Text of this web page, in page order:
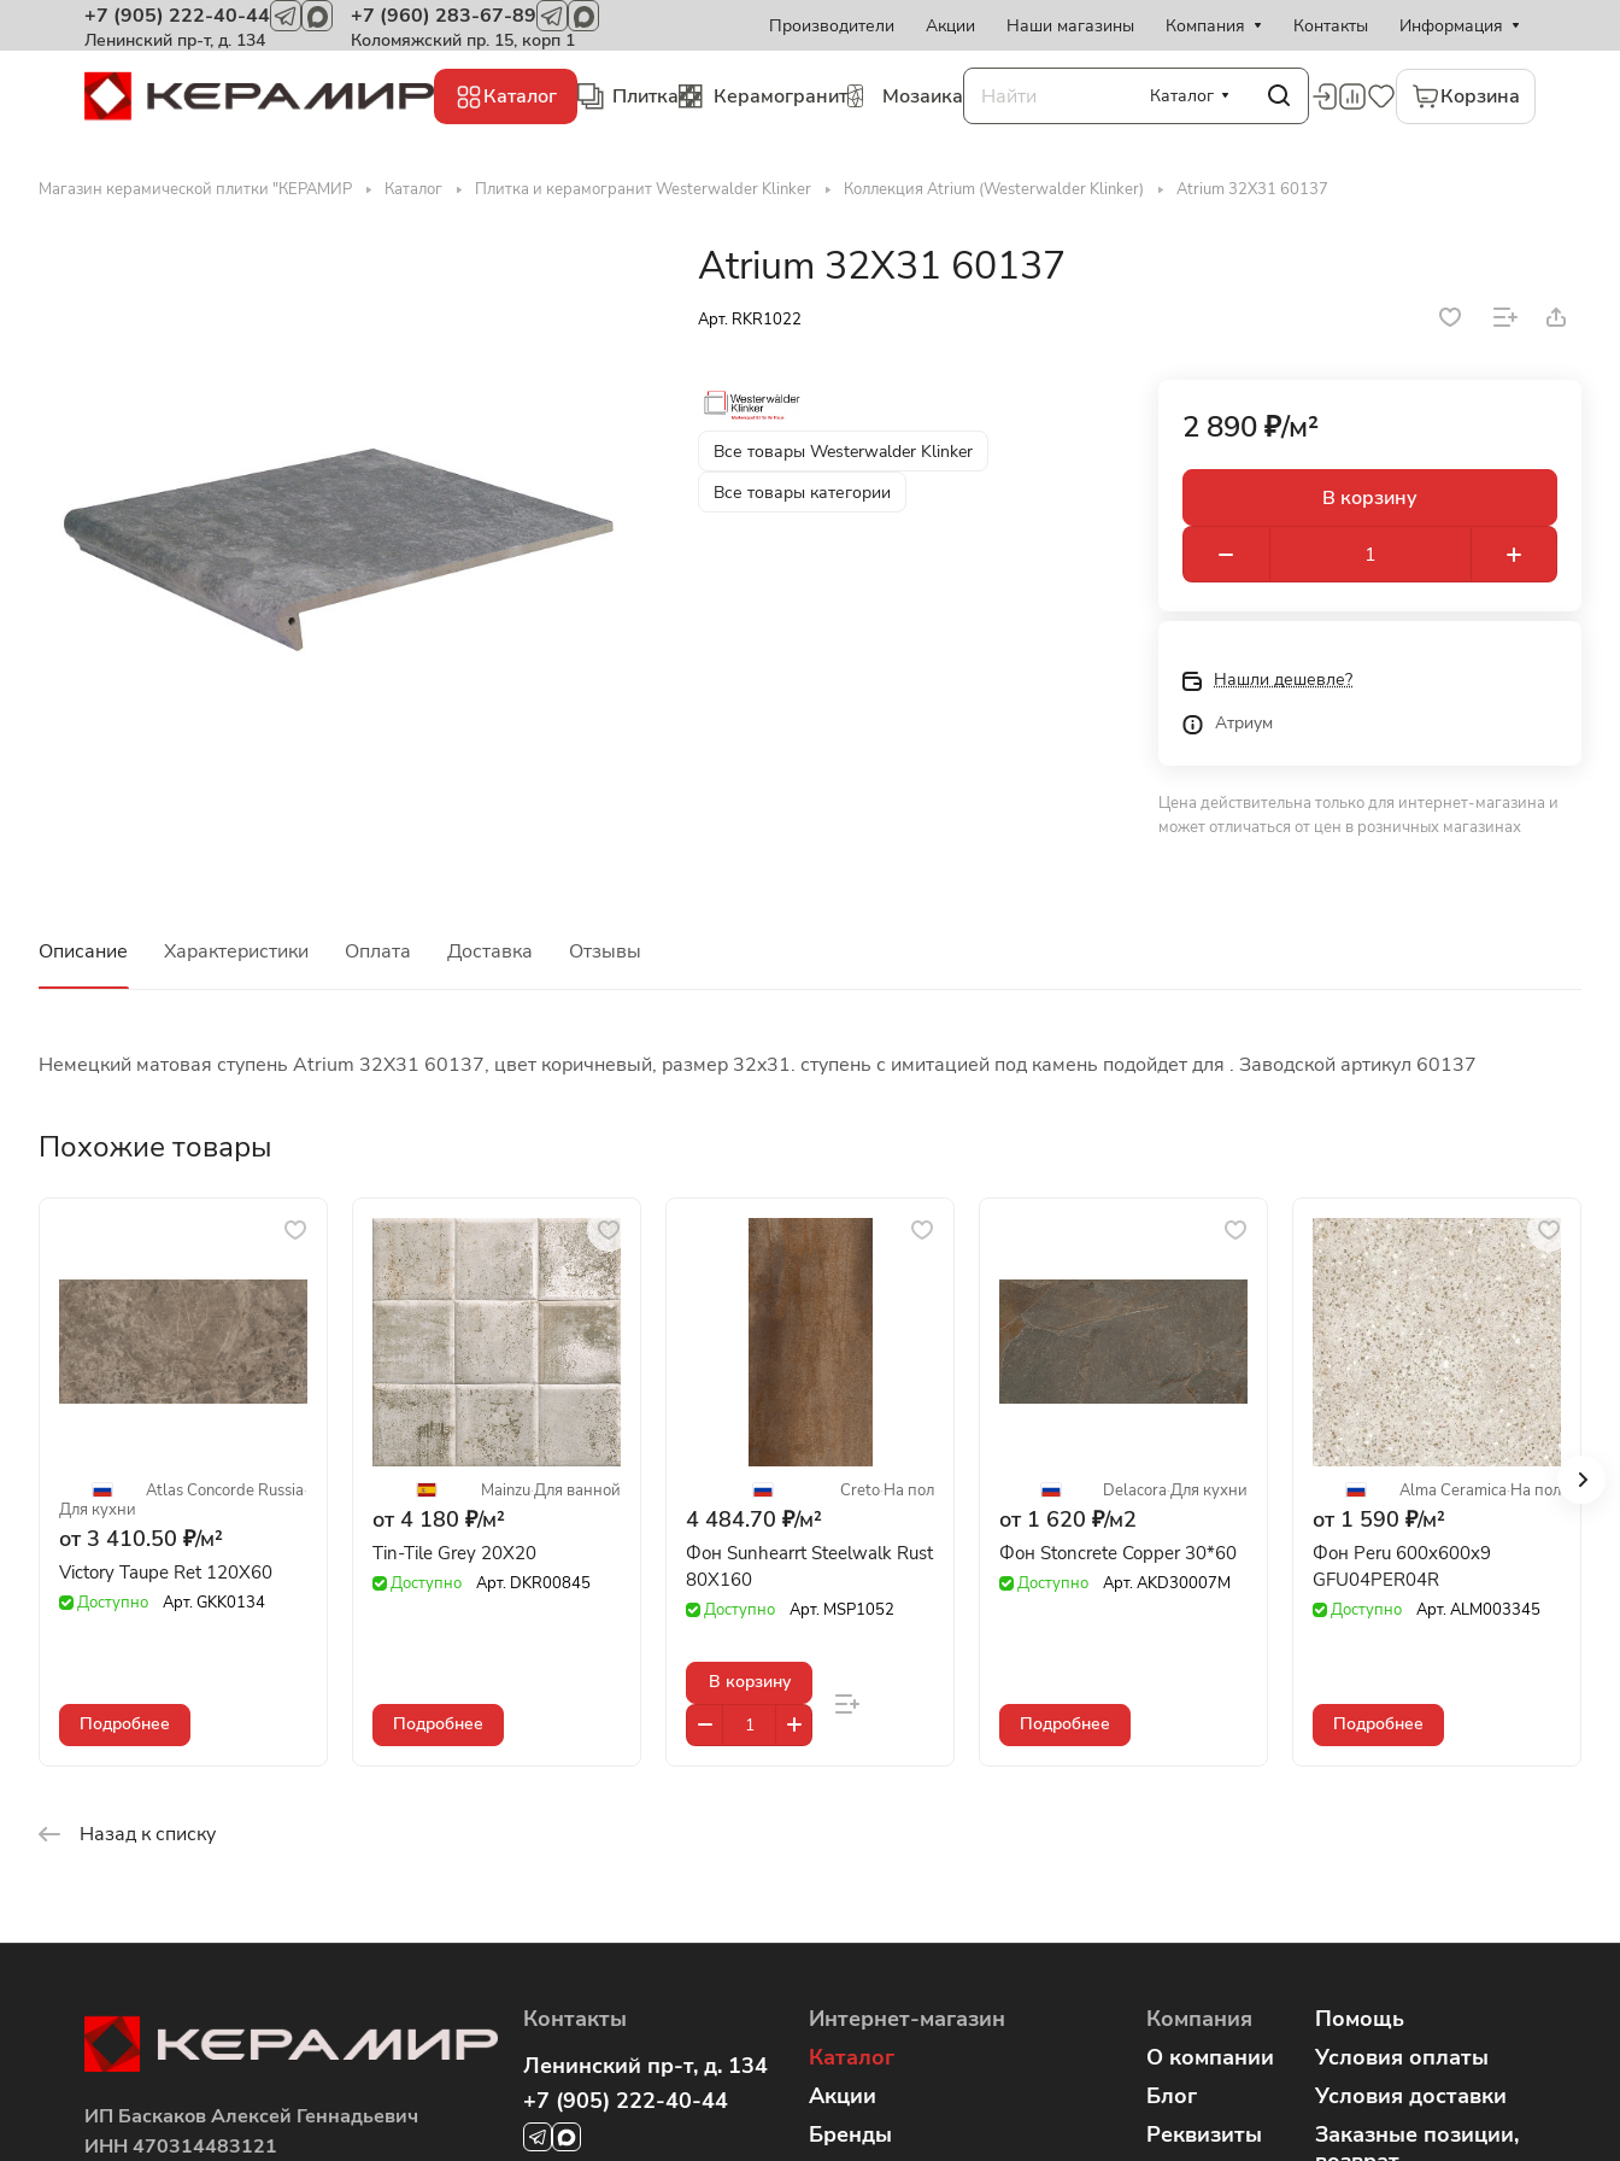
+7 (905) 222-40-44
Ленинский пр-т, д. 134
+7 (960) 283-67-89
Коломяжский пр. 15, корп 1
Производители Акции Наши магазины Компания Контакты Информация
Каталог Плитка Керамогранит Мозаика Каталог Корзина
Магазин керамической плитки "КЕРАМИР Каталог Плитка и керамогранит Westerwalder Klinker Коллекция Atrium (Westerwalder Klinker) Atrium 32X31 60137
Atrium 32X31 60137
Арт. RKR1022
Все товары Westerwalder Klinker
Все товары категории
2 890 ₽/м²
В корзину
Нашли дешевле?
Атриум
Цена действительна только для интернет-магазина и
может отличаться от цен в розничных магазинах
Описание Характеристики Оплата Доставка Отзывы
Немецкий матовая ступень Atrium 32X31 60137, цвет коричневый, размер 32x31. ступень с имитацией под камень подойдет для . Заводской артикул 60137
Похожие товары
Atlas Concorde Russia·
Для кухни
от 3 410.50 ₽/м²
Victory Taupe Ret 120X60
Доступно Арт.GKK0134
Подробнее
Mainzu·Для ванной
от 4 180 ₽/м²
Tin-Tile Grey 20X20
Доступно Арт. DKR00845
Подробнее
Creto·На пол
4 484.70 ₽/м²
Фон Sunhearrt Steelwalk Rust
80X160
Доступно Арт. MSP1052
В корзину
Delacora·Для кухни
от 1 620 ₽/м2
Фон Stoncrete Copper 30*60
Доступно Арт.AKD30007M
Подробнее
Alma Ceramica·На пол
от 1 590 ₽/м²
Фон Peru 600x600x9
GFU04PER04R
Доступно Арт.ALM003345
Подробнее
Назад к списку
ИП Баскаков Алексей Геннадьевич
ИНН 470314483121
Контакты
Ленинский пр-т, д. 134
+7 (905) 222-40-44
Интернет-магазин
Каталог
Акции
Бренды
Компания
О компании
Блог
Реквизиты
Помощь
Условия оплаты
Условия доставки
Заказные позиции,